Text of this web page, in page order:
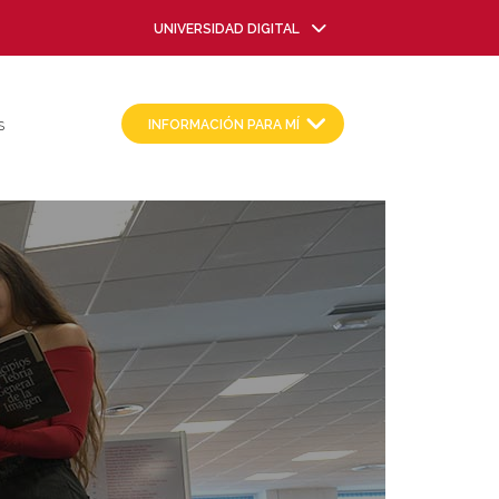
UNIVERSIDAD DIGITAL
INFORMACIÓN PARA MÍ